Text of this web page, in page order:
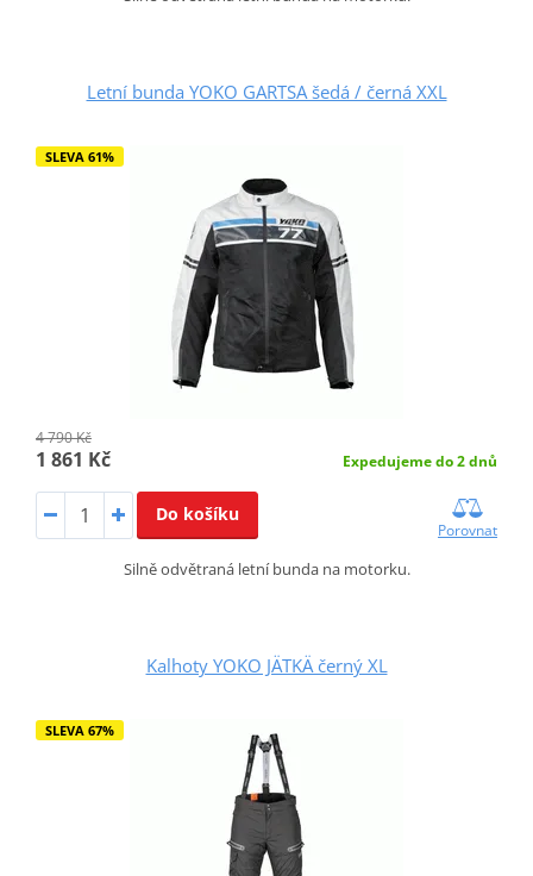
Letní bunda YOKO GARTSA šedá / černá XXL
SLEVA 61%
4 790 Kč
1 861 Kč Expedujeme do 2 dnů
Do košíku
Porovnat
Silně odvětraná letní bunda na motorku.
Kalhoty YOKO JÄTKÄ černý XL
SLEVA 67%